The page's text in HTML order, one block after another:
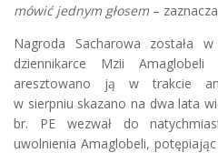
mówić jednym głosem –
Nagroda Sacharowa została
dziennikarce Mzii
aresztowano ją w trakcie
w sierpniu skazano na dwa lata
br. PE wezwał do
uwolnienia Amaglobeli,